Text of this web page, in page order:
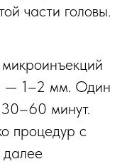
части головы.
— 1–2 мм. Один
минут.
процедур с